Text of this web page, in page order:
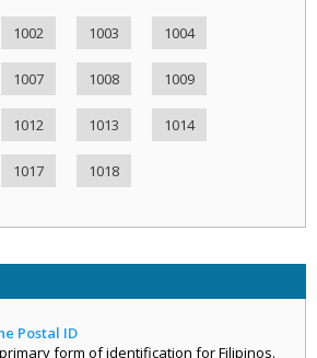
1002 1003 1004
1007 1008 1009
1012 1013 1014
1017 1018
Postal ID
form of identification for Filipinos.